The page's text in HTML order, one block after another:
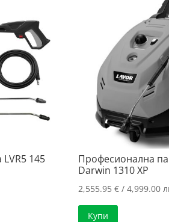
145
Професионална
Darwin 1310 XP
2,555.95 €/ 4,999.00
Купи